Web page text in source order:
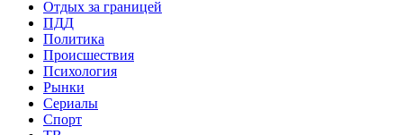
Отдых за границей
ПДД
Политика
Происшествия
Психология
Рынки
Сериалы
Спорт